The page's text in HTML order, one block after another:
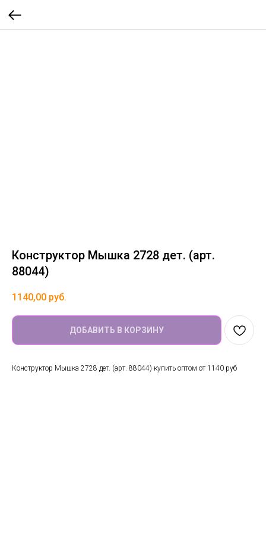
Конструктор Мышка 2728 дет. (арт.
88044)
1140,00 руб.
ДОБАВИТЬ В КОРЗИНУ
Конструктор Мышка 2728 дет. (арт. 88044) купить оптом от 1140 руб